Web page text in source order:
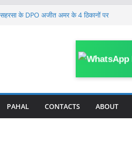
रिकवर करने की नई व्यवस्था लागू, बैंक से बाहर
PAHAL CONTACTS ABOUT